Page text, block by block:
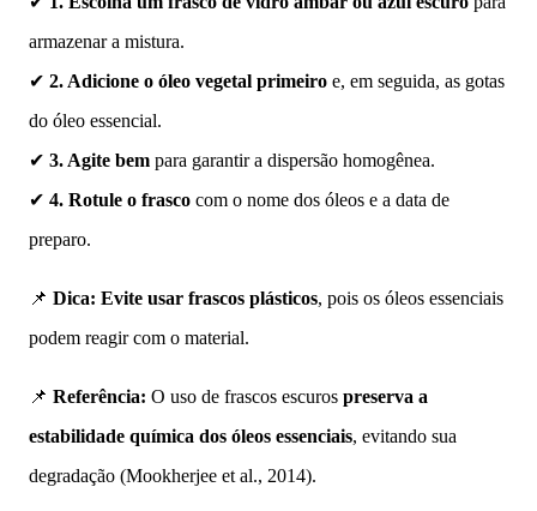
armazenar a mistura.
✔ 2. Adicione o óleo vegetal primeiro e, em seguida, as gotas
do óleo essencial.
✔ 3. Agite bem para garantir a dispersão homogênea.
✔ 4. Rotule o frasco com o nome dos óleos e a data de
preparo.
📌 Dica: Evite usar frascos plásticos, pois os óleos essenciais
podem reagir com o material.
📌 Referência: O uso de frascos escuros preserva a
estabilidade química dos óleos essenciais, evitando sua
degradação (Mookherjee et al., 2014).